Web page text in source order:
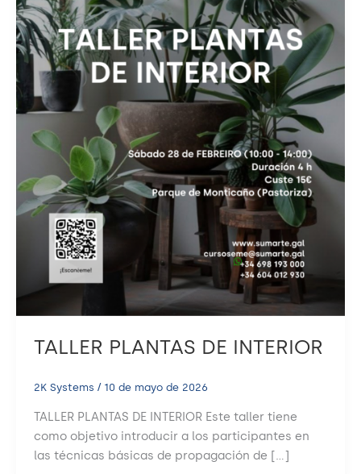
TALLER PLANTAS DE INTERIOR
2K Systems / 10 de mayo de 2026
TALLER PLANTAS DE INTERIOR Este taller tiene
como objetivo introducir a los participantes en
las técnicas básicas de propagación de […]